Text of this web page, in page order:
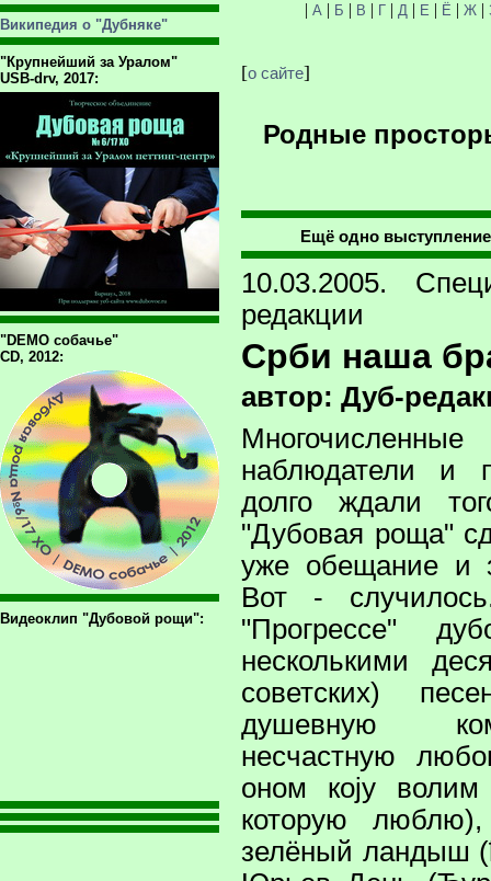
Википедия о "Дубняке"
"Крупнейший за Уралом"
USB-drv, 2017:
"DEMO собачье"
CD, 2012:
Видеоклип "Дубовой рощи":
| А | Б | В | Г| Д | Е | Ё | Ж|
[о сайте]
Родные
Ещё одно выступление
10.03.2005.
редакции
Срби наша
автор: Дуб-
наблюдатели и
долго ждали
"Дубовая роща"
уже обещание и
Вот -
"Прогрессе"
несколькими
советских)
душевную
несчастную
оном коjу
которую
зелёный ландыш